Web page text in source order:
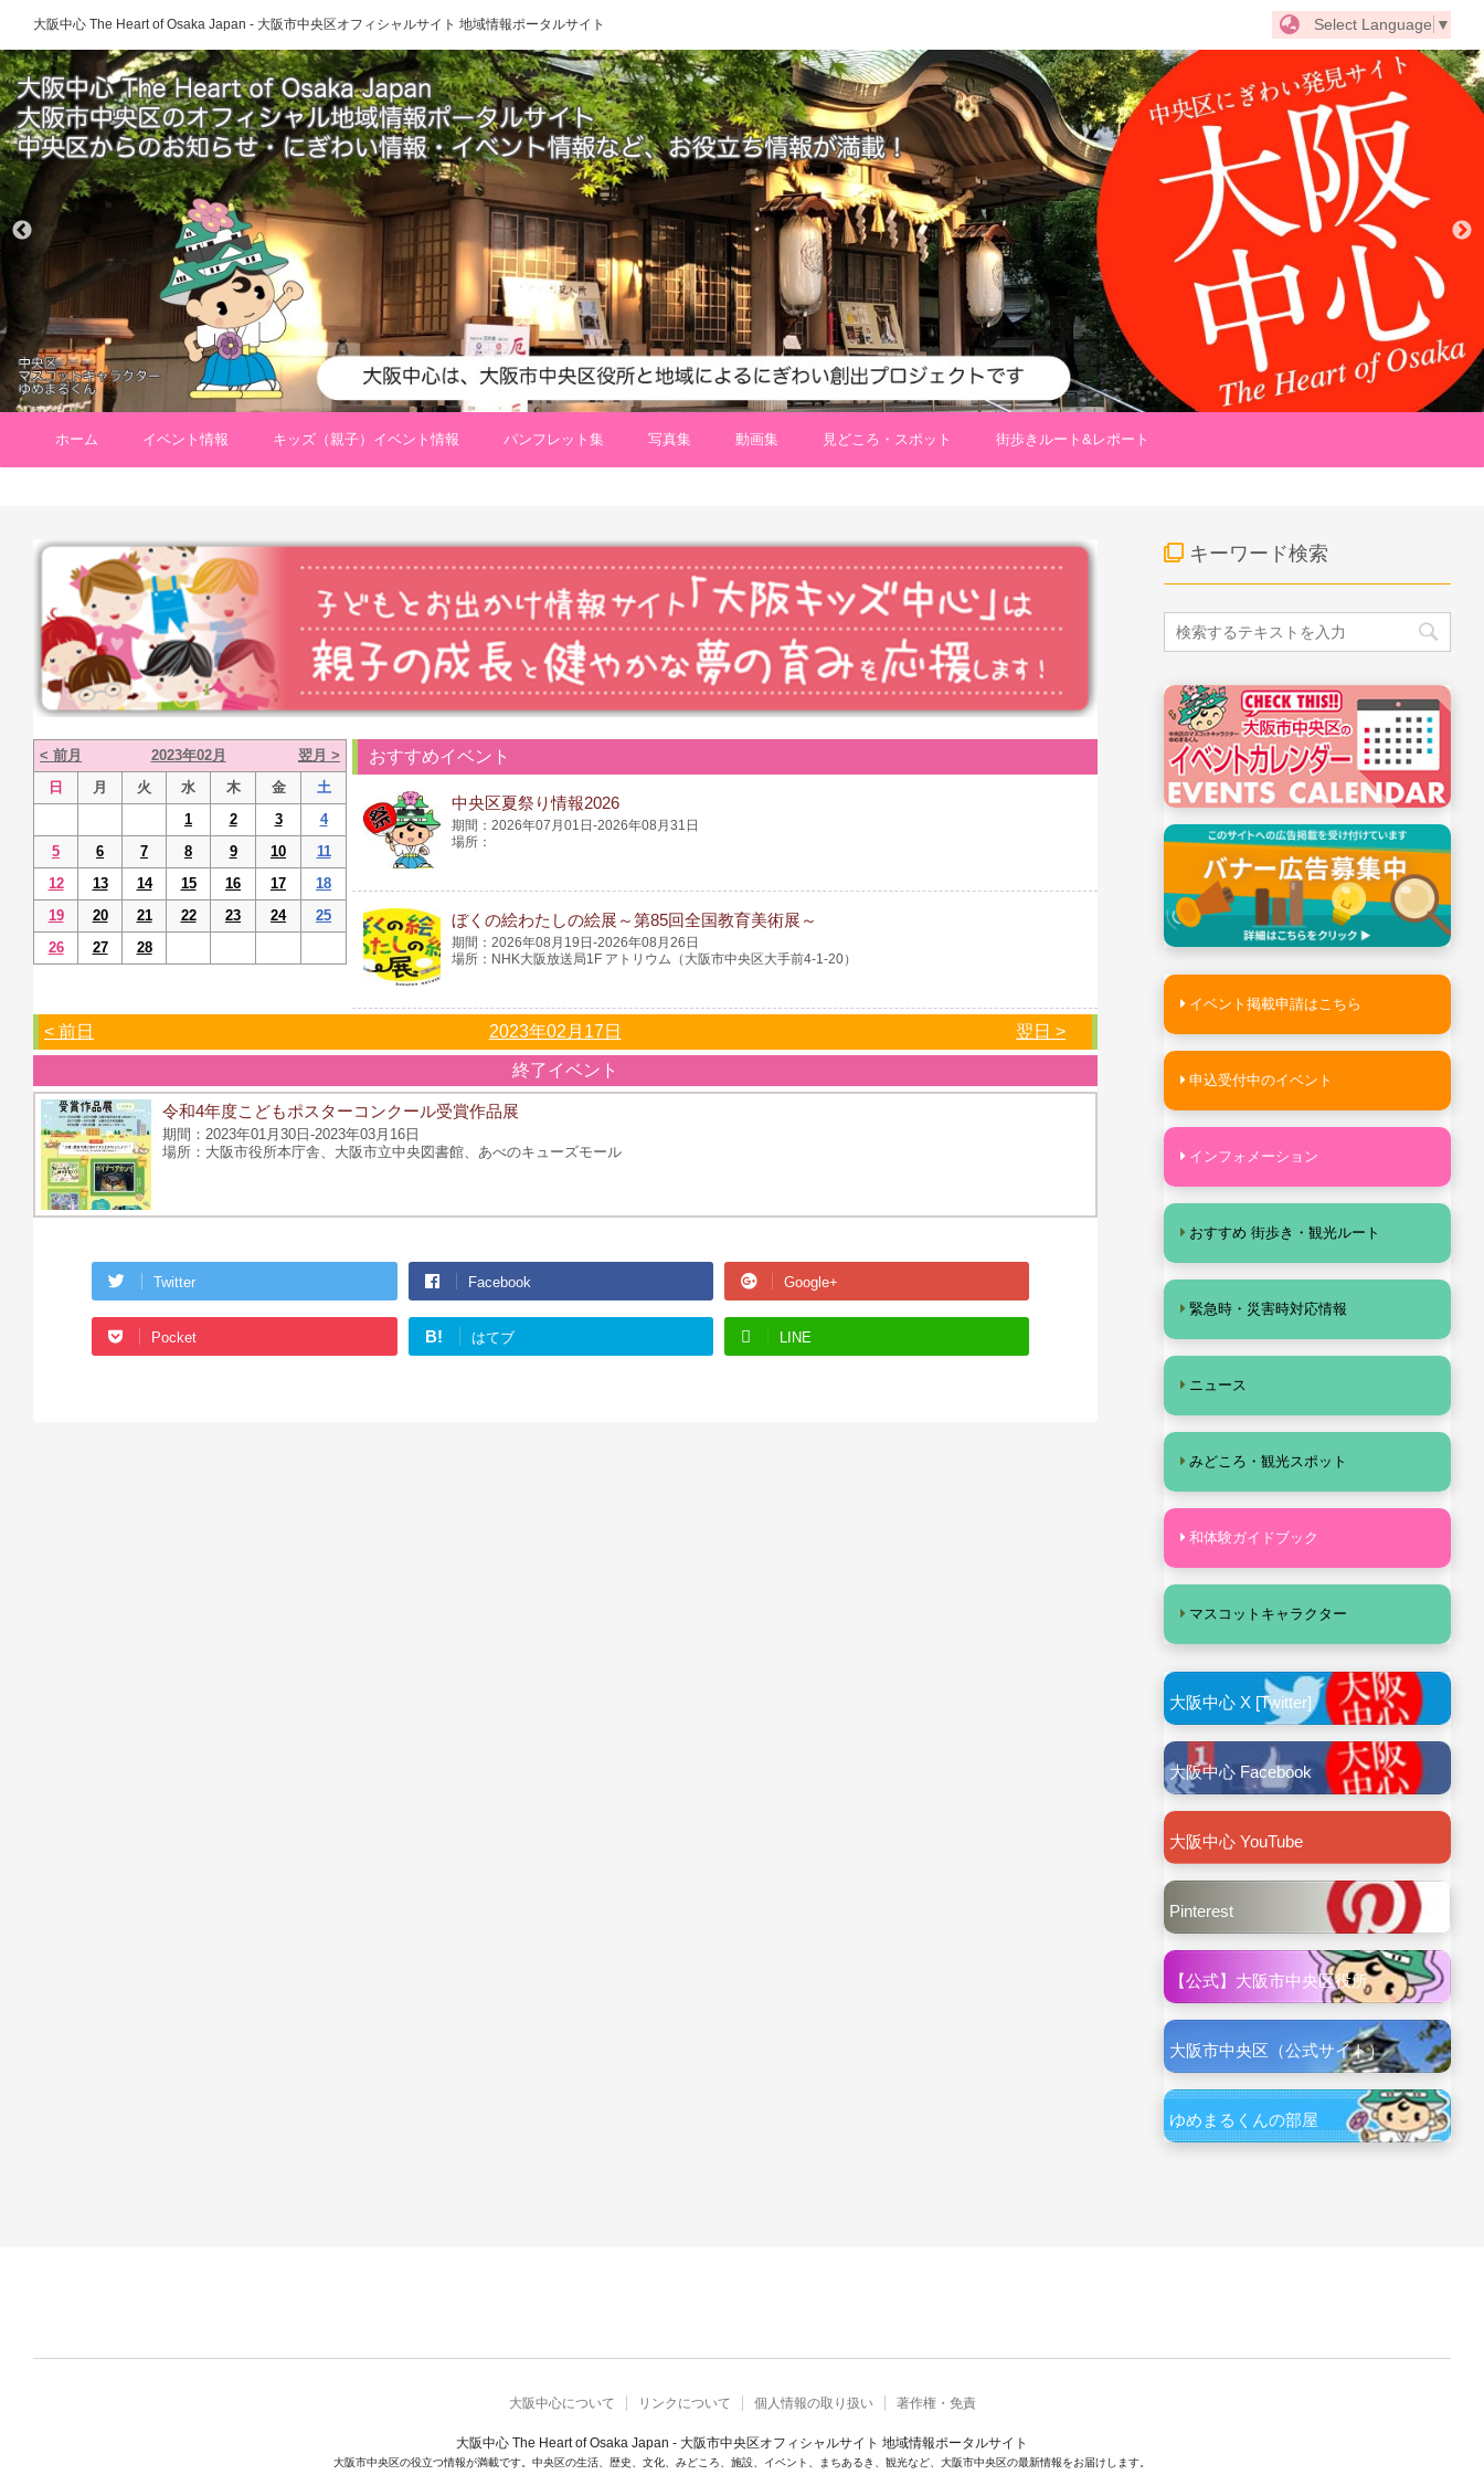
大阪中心 The Heart of Osaka Japan - 大阪市中央区オフィシャルサイト 地域情報ポータルサイト Select Language ▼
ホーム イベント情報 キッズ（親子）イベント情報 パンフレット集 写真集 動画集 見どころ・スポット 街歩きルート&レポート
< 前月 2023年02月
翌月 >
日
月 火 水 木 金
土
1
2 3
4
5
6 7 8 9 10
11
12
13 14 15 16 17
18
19
20 21 22 23 24
25
26
27 28
おすすめイベント
中央区夏祭り情報2026
2026年07月01日-2026年08月31日
ぼくの絵わたしの絵展～第85回全国教育美術展～
2026年08月19日-2026年08月26日
NHK大阪放送局1F アトリウム（大阪市中央区大手前4-1-20）
< 前日 2023年02月17日 翌日 >
終了イベント
令和4年度こどもポスターコンクール受賞作品展
2023年01月30日-2023年03月16日
大阪市役所本庁舎、大阪市立中央図書館、あべのキューズモール
Twitter Facebook Google+
Pocket B! はてブ LINE
キーワード検索
イベント掲載申請はこちら
申込受付中のイベント
インフォメーション
おすすめ 街歩き・観光ルート
緊急時・災害時対応情報
ニュース
みどころ・観光スポット
和体験ガイドブック
マスコットキャラクター
大阪中心 X [Twitter]
大阪中心 Facebook
大阪中心 YouTube
Pinterest
【公式】大阪市中央区役所
大阪市中央区（公式サイト）
ゆめまるくんの部屋
大阪中心について リンクについて 個人情報の取り扱い 著作権・免責
大阪中心 The Heart of Osaka Japan - 大阪市中央区オフィシャルサイト 地域情報ポータルサイト
大阪市中央区の役立つ情報が満載です。中央区の生活、歴史、文化、みどころ、施設、イベント、まちあるき、観光など、大阪市中央区の最新情報をお届けします。